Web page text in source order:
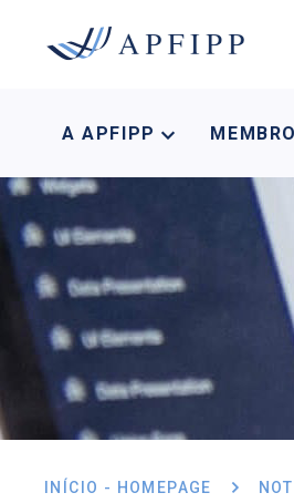
A APFIPP
INÍCIO - HOMEPAGE